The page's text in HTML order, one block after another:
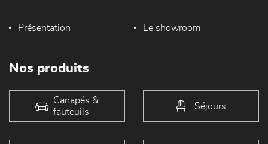
Présentation Le showroom
Nos produits
Canapés &
fauteuils
Séjours